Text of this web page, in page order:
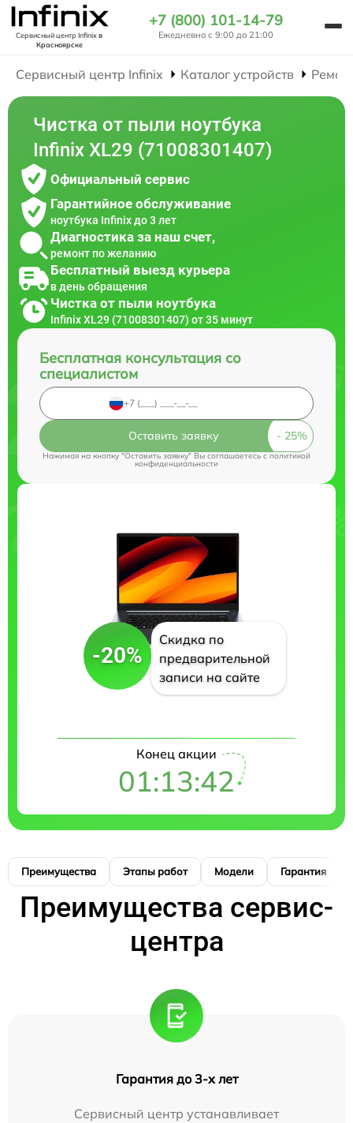
Сервисный центр Infinixв
Красноярске
+7 (800) 101-14-79
Ежедневно с 9:00 до 21:00
Сервисный центр Infinix Каталог устройств
Чистка от пыли ноутбука
Infinix XL29 (71008301407)
Официальный сервис
Гарантийное обслуживание
ноутбука Infinix до 3 лет
Диагностика за наш счет,
ремонт по желанию
Бесплатный выезд курьера
в день обращения
Чистка от пыли ноутбука
Infinix XL29 (71008301407) от 35 минут
Бесплатная консультация со
специалистом
Оставить заявку
Нажимая на кнопку "Оставить заявку" Вы соглашаетесь cполитикой
конфиденциальности
-20%
Скидка по
предварительной
записи на сайте
Конец акции
01:13:42
Преимущества Этапы работ Модели Гарантия
Преимущества сервис-
центра
Гарантия до 3-х лет
Сервисный центр устанавливает